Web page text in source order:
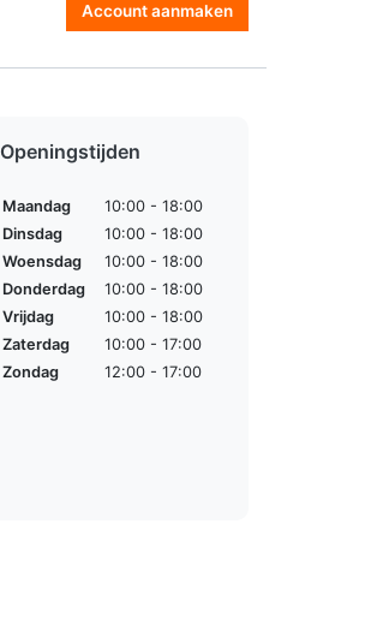
Account aanmaken
Openingstijden
Maandag
10:00 - 18:00
Dinsdag
10:00 - 18:00
Woensdag
10:00 - 18:00
Donderdag
10:00 - 18:00
Vrijdag
10:00 - 18:00
Zaterdag
10:00 - 17:00
Zondag
12:00 - 17:00